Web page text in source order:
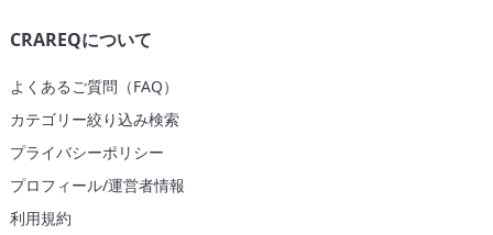
CRAREQについて
よくあるご質問（FAQ）
カテゴリー絞り込み検索
プライバシーポリシー
プロフィール/運営者情報
利用規約